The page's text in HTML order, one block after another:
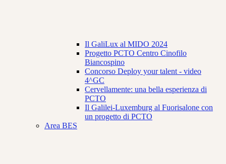
Il GaliLux al MIDO 2024
Progetto PCTO Centro Cinofilo
Biancospino
Concorso Deploy your talent - video
4^GC
Cervellamente: una bella esperienza di
PCTO
Il Galilei-Luxemburg al Fuorisalone con
un progetto di PCTO
Area BES